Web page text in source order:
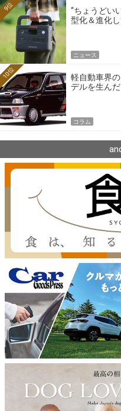
“ちょうどい
型化＆進化
9位
ニュース
軽自動車界
デルを生ん
10位
コラム